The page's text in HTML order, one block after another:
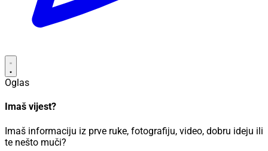
Oglas
Imaš vijest?
Imaš informaciju iz prve ruke, fotografiju, video, dobru ideju ili
te nešto muči?